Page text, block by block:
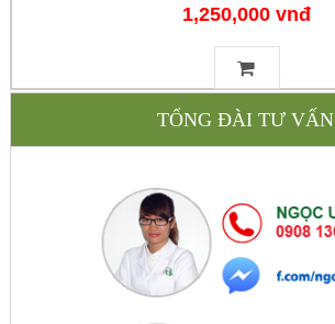
1,250,000 vnđ
TỔNG ĐÀI TƯ VẤN